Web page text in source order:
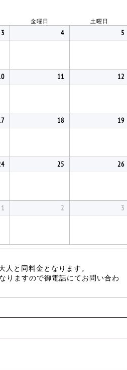
金曜日 土曜日
3 4 5
11 12
18 19
25 26
1 2 3
人と同料金となります。
りますので御電話にてお問い合わ